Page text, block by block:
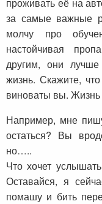
за самые важные
молчу про
настойчивая
другим, они
жизнь. Скажите,
виноваты вы.
Например, мне
остаться? Вы
но…..
Что хочет
Оставайся, я
помашу и бить